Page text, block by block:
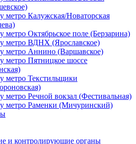
метро Калужская/Новаторская
метро Октябрьское поле (Берзарина)
метро ВДНХ (Ярославское)
метро Аннино (Варшавское)
метро Пятницкое шоссе
метро Текстильщики
метро Речной вокзал (Фестивальная)
метро Раменки (Мичуринский)
и контролирующие органы